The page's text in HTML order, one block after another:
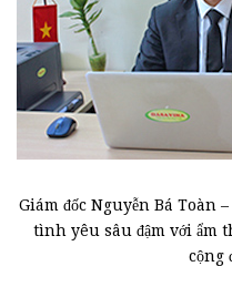
Giám đốc Nguyễn Bá Toàn
tình yêu sâu đậm với ẩm
cộng